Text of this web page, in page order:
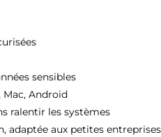
sensibles
Android
ralentir les systèmes
adaptée aux petites entreprises